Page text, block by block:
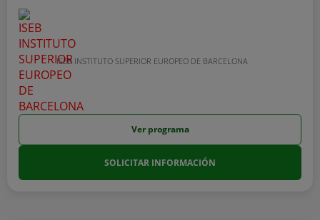
ISEB INSTITUTO SUPERIOR EUROPEO DE BARCELONA
Ver programa
SOLICITAR INFORMACIÓN